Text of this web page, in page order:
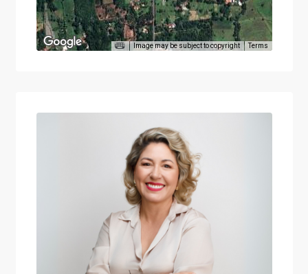
Image may be subject to copyright Terms